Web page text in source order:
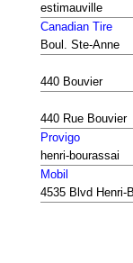
estimauville
Canadian Tire
Boul. Ste-Anne
440 Bouvier
440 Rue Bouvier
Provigo
henri-bourassai
Mobil
4535 Blvd Henri-